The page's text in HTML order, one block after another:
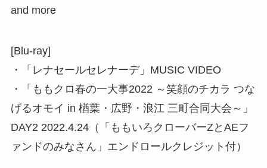
and more
[Blu-ray]
・「レナセールセレナーデ」MUSIC VIDEO
・「ももクロ春の一大事2022 ～笑顔のチカラ つな
げるオモイ in 楢葉・広野・浪江 三町合同大会～」
DAY2 2022.4.24（「ももいろクローバーZとAEフ
ァンドのみなさん」エンドロールクレジット付）